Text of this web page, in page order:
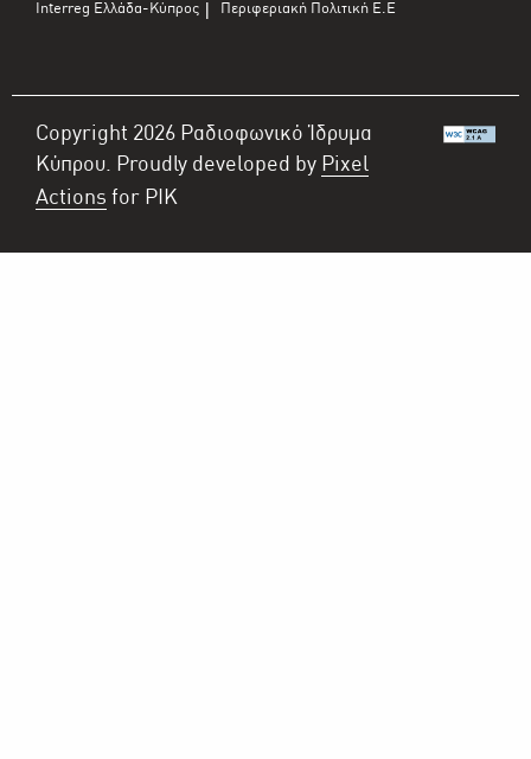
Interreg Ελλάδα-Κύπρος Περιφεριακή Πολιτική Ε.Ε
Copyright 2026 Ραδιοφωνικό Ίδρυμα
Κύπρου. Proudly developed by Pixel
Actions for ΡIK